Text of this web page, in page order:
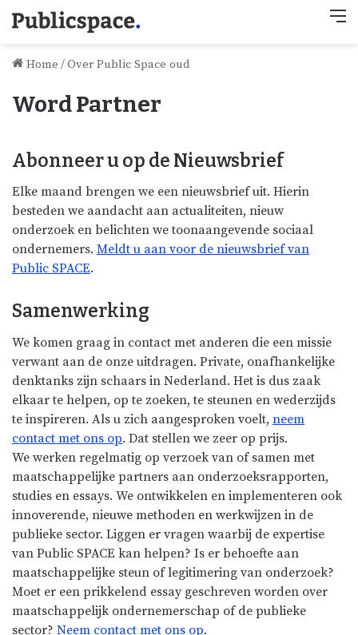
Home /Over Public Space oud
Word Partner
Abonneer u op de Nieuwsbrief
Elke maand brengen we een nieuwsbrief uit. Hierin
besteden we aandacht aan actualiteiten, nieuw
onderzoek en belichten we toonaangevende sociaal
ondernemers. Meldt u aan voor de nieuwsbrief van
Public SPACE.
Samenwerking
We komen graag in contact met anderen die een missie
verwant aan de onze uitdragen. Private, onafhankelijke
denktanks zijn schaars in Nederland. Het is dus zaak
elkaar te helpen, op te zoeken, te steunen en wederzijds
te inspireren. Als u zich aangesproken voelt, neem
contact met ons op. Dat stellen we zeer op prijs.
We werken regelmatig op verzoek van of samen met
maatschappelijke partners aan onderzoeksrapporten,
studies en essays. We ontwikkelen en implementeren ook
innoverende, nieuwe methoden en werkwijzen in de
publieke sector. Liggen er vragen waarbij de expertise
van Public SPACE kan helpen? Is er behoefte aan
maatschappelijke steun of legitimering van onderzoek?
Moet er een prikkelend essay geschreven worden over
maatschappelijk ondernemerschap of de publieke
sector? Neem contact met ons op.